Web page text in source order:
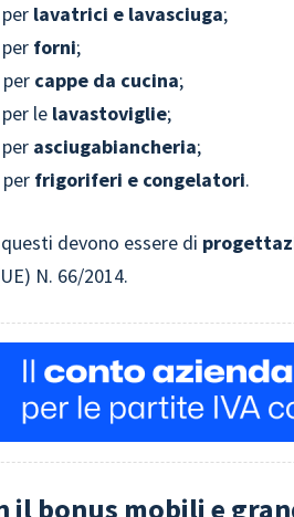
lavatrici e lavasciuga;
forni;
cappe da cucina;
le lavastoviglie;
asciugabiancheria;
frigoriferi e congelatori.
devono essere di
N. 66/2014.
il bonus mobili e